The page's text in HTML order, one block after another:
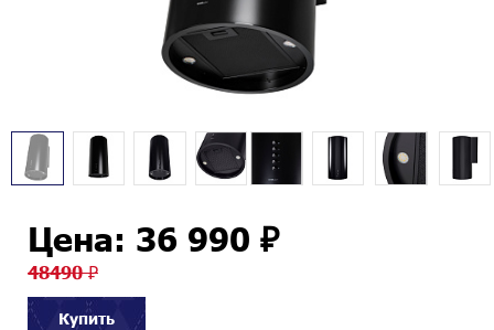
Цена: 36 990 ₽
48490 ₽
Купить